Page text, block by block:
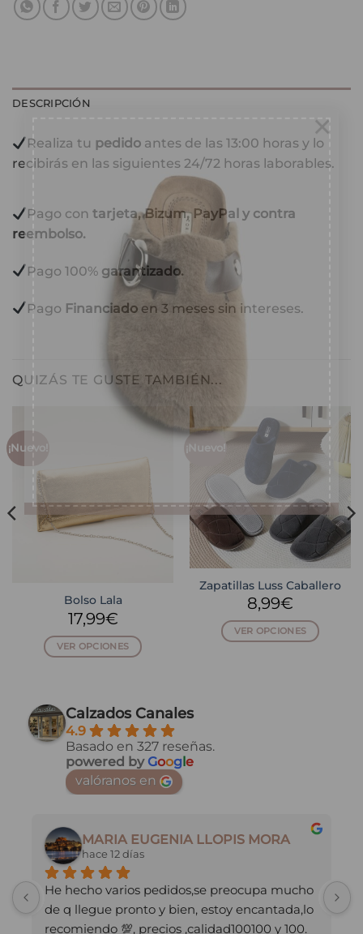
10% DESCUENTO
Suscríbete a nuestra web y
recibirás en tu email tu cupón
descuento de bienvenida
×
DESCRIPCIÓN
Realiza tu pedido antes de las 13:00 horas y lo
recibirás en las siguientes 24/72 horas laborables.
Pago con tarjeta, Bizum, PayPal y contra
reembolso.
Pago 100% garantizado.
Pago Financiado en 3 meses sin intereses.
QUIZÁS TE GUSTE TAMBIÉN...
¡Nuevo!
Bolso Lala
17,99€
VER OPCIONES
múltiples
variantes.
Las
opciones
se
en
la
página
de
producto
¡Nuevo!
Zapatillas Luss Caballero
8,99€
VER OPCIONES
la
producto
Calzados Canales
4.9
Basado en 327 reseñas.
powered by Goog e
valóranos en
MARIA EUGENIA LLOPIS MORA
hace 12 días
He hecho varios pedidos,se preocupa mucho
de q llegue pronto y bien, estoy encantada,lo
recomiendo 💯, precios ,calidad100100 y 100.